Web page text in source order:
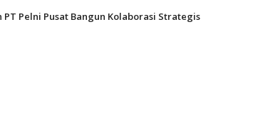
Pelni Pusat Bangun Kolaborasi Strategis